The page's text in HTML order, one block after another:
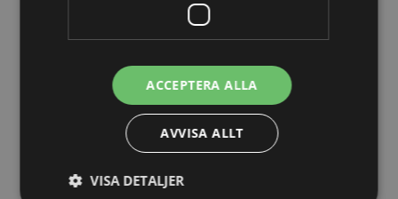
Nya Världsbanksregler öppnar för
svenska företag – lär dig vinna
upphandlingar med våra nya kurser
26/02/2025
ACCEPTERA ALLA
AVVISA ALLT
VISA DETALJER